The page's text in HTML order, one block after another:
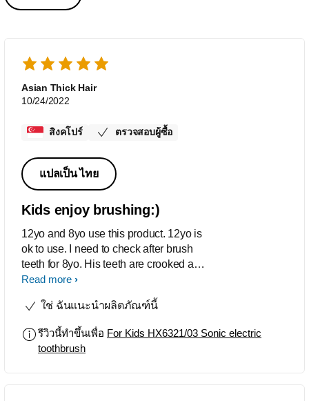
Asian Thick Hair
10/24/2022
สิงคโปร์ ตรวจสอบผู้ซื้อ
แปลเป็น ไทย
Kids enjoy brushing:)
12yo and 8yo use this product. 12yo is
ok to use. I need to check after brush
teeth for 8yo. His teeth are crooked and
there are some uncleaned teeth.
Read more
ใช่ ฉันแนะนำผลิตภัณฑ์นี้
รีวิวนี้ทำขึ้นเพื่อ For Kids HX6321/03 Sonic electric
toothbrush